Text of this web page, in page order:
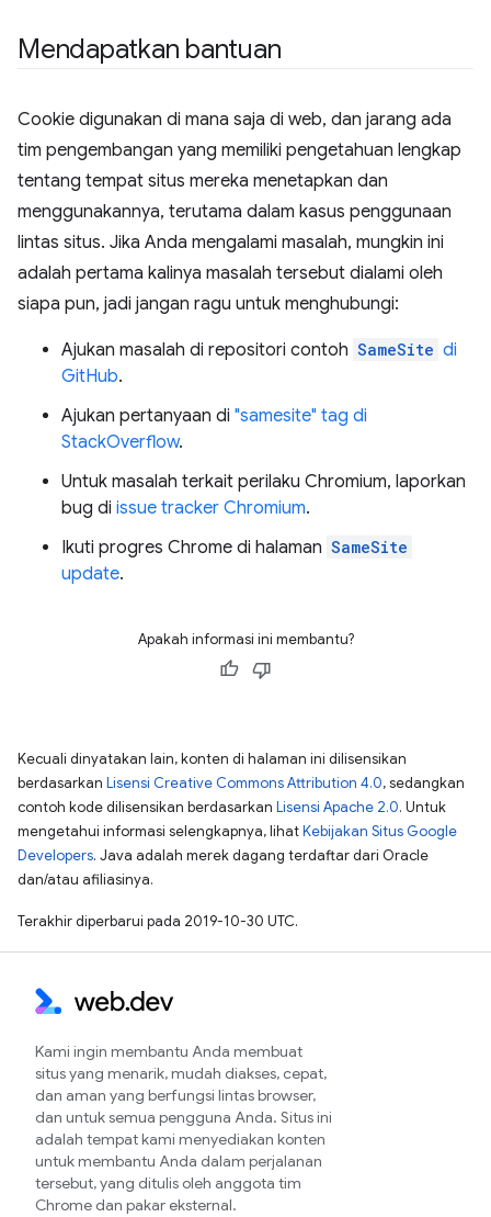
Mendapatkan bantuan
Cookie digunakan di mana saja di web, dan jarang ada
tim pengembangan yang memiliki pengetahuan lengkap
tentang tempat situs mereka menetapkan dan
menggunakannya, terutama dalam kasus penggunaan
lintas situs. Jika Anda mengalami masalah, mungkin ini
adalah pertama kalinya masalah tersebut dialami oleh
siapa pun, jadi jangan ragu untuk menghubungi:
Ajukan masalah di repositori contoh SameSite di
GitHub.
Ajukan pertanyaan di "samesite" tag di
StackOverflow.
Untuk masalah terkait perilaku Chromium, laporkan
bug di issue tracker Chromium.
Ikuti progres Chrome di halaman SameSite
update.
Apakah informasi ini membantu?
Kecuali dinyatakan lain, konten di halaman ini dilisensikan
berdasarkan Lisensi Creative Commons Attribution 4.0, sedangkan
contoh kode dilisensikan berdasarkan Lisensi Apache 2.0. Untuk
mengetahui informasi selengkapnya, lihatKebijakan Situs Google
Developers. Java adalah merek dagang terdaftar dari Oracle
dan/atau afiliasinya.
Terakhir diperbarui pada 2019-10-30 UTC.
Kami ingin membantu Anda membuat
situs yang menarik, mudah diakses, cepat,
dan aman yang berfungsi lintas browser,
dan untuk semua pengguna Anda. Situs ini
adalah tempat kami menyediakan konten
untuk membantu Anda dalam perjalanan
tersebut, yang ditulis oleh anggota tim
Chrome dan pakar eksternal.